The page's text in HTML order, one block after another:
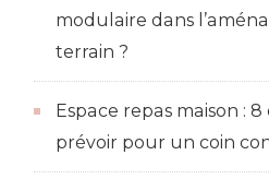
modulaire dans
terrain ?
Espace repas maison :
prévoir pour un coin